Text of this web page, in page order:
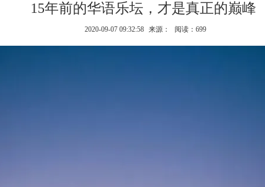
15年前的华语乐坛，才是真正的巅峰
2020-09-07 09:32:58 来源： 阅读：699